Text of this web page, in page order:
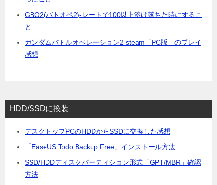
GBO2(バトオペ2)-レートで100以上溶け落ちた時にするこ
と
ガンダムバトルオペレーション2-steam「PC版」のプレイ
感想
HDD/SSDに換装
デスクトップPCのHDDからSSDに交換した感想
「EaseUS Todo Backup Free」インストール方法
SSD/HDDディスクパーティション形式「GPT/MBR」確認
方法